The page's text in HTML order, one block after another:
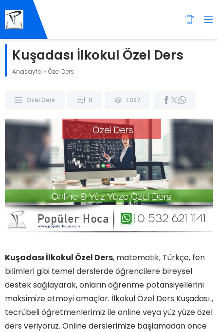
Kuşadası İlkokul Özel Ders
Anasayfa » Özel Ders
Özel Ders 0 1.027
Kuşadası İlkokul Özel Ders, matematik, Türkçe, fen
bilimleri gibi temel derslerde öğrencilere bireysel
destek sağlayarak, onların öğrenme potansiyellerini
maksimize etmeyi amaçlar. İlkokul Özel Ders Kuşadası ,
tecrübeli öğretmenlerimiz ile online veya yüz yüze özel
ders veriyoruz. Online derslerimize başlamadan önce